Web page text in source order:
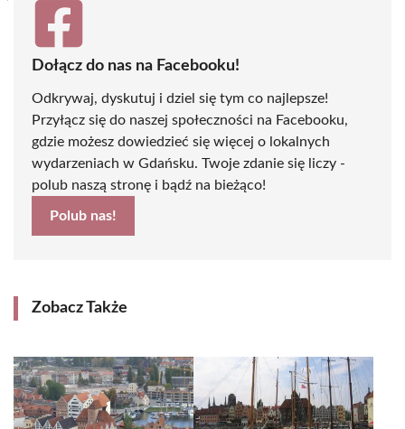
Dołącz do nas na Facebooku!
Odkrywaj, dyskutuj i dziel się tym co najlepsze!
Przyłącz się do naszej społeczności na Facebooku,
gdzie możesz dowiedzieć się więcej o lokalnych
wydarzeniach w Gdańsku. Twoje zdanie się liczy -
polub naszą stronę i bądź na bieżąco!
Polub nas!
Zobacz Także